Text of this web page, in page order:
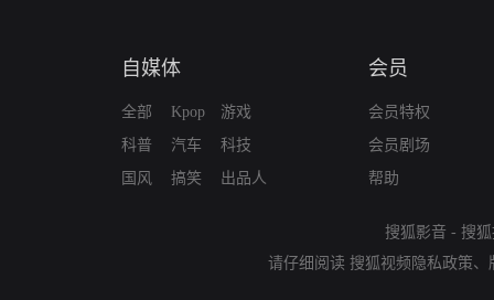
自媒体
全部
科普
国风
Kpop
汽车
搞笑
游戏
科技
出品人
会员
会员特权
会员剧场
帮助
搜狐影音 - 搜
请仔细阅读 搜狐视频隐私政策、